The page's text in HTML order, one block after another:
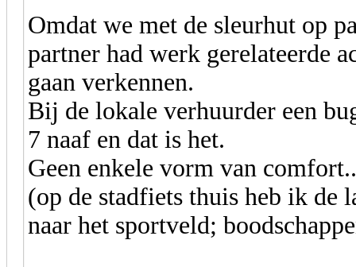
Omdat we met de sleurhut op
partner had werk gerelateerde
gaan verkennen.
Bij de lokale verhuurder een
7 naaf en dat is het.
Geen enkele vorm van
(op de stadfiets thuis heb ik de
naar het sportveld;